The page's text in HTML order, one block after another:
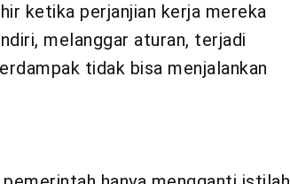
ketika perjanjian kerja mereka
melanggar aturan, terjadi
tidak bisa menjalankan